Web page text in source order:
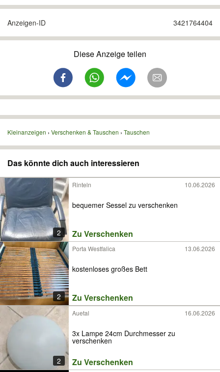
Anzeigen-ID 3421764404
Diese Anzeige teilen
Kleinanzeigen Verschenken & Tauschen Tauschen
Das könnte dich auch interessieren
2
Rinteln 10.06.2026
bequemer Sessel zu verschenken
Zu Verschenken
2
Porta Westfalica 13.06.2026
kostenloses großes Bett
Zu Verschenken
2
Auetal 16.06.2026
3x Lampe 24cm Durchmesser zu
verschenken
Zu Verschenken